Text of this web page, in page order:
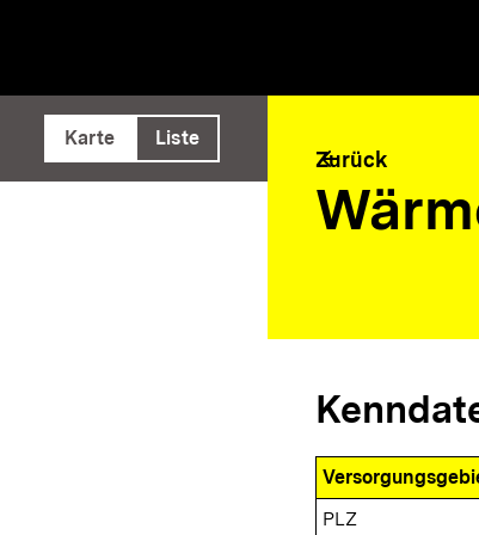
ausführen
Karte Liste
arrow_back
Zurück
PLZ